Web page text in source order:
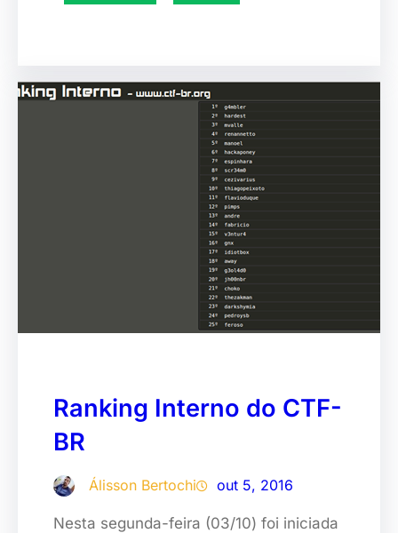
Ranking Interno do CTF-
BR
Álisson Bertochi out 5, 2016
Nesta segunda-feira (03/10) foi iniciada